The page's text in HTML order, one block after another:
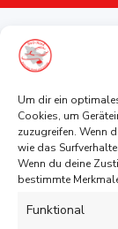
Um dir ein
Cookies, um
zuzugreifen. Wenn
wie das
Wenn du deine
bestimmte
Funktional